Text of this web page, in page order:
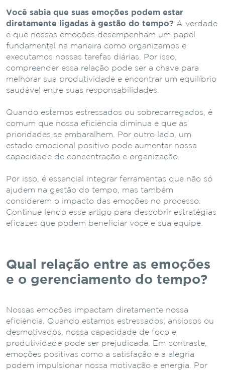
Você sabia que suas emoções podem estar
diretamente ligadas à gestão do tempo? A verdade
é que nossas emoções desempenham um papel
fundamental na maneira como organizamos e
executamos nossas tarefas diárias. Por isso,
compreender essa relação pode ser a chave para
melhorar sua produtividade e encontrar um equilíbrio
saudável entre suas responsabilidades.
Quando estamos estressados ou sobrecarregados, é
comum que nossa eficiência diminua e que as
prioridades se embaralhem. Por outro lado, um
estado emocional positivo pode aumentar nossa
capacidade de concentração e organização.
Por isso, é essencial integrar ferramentas que não só
ajudem na gestão do tempo, mas também
considerem o impacto das emoções no processo.
Continue lendo esse artigo para descobrir estratégias
eficazes que podem beneficiar você e sua equipe.
Qual relação entre as emoções
e o gerenciamento do tempo?
Nossas emoções impactam diretamente nossa
eficiência. Quando estamos estressados, ansiosos ou
desmotivados, nossa capacidade de foco e
produtividade pode ser prejudicada. Em contraste,
emoções positivas como a satisfação e a alegria
podem impulsionar nossa motivação e energia. Por